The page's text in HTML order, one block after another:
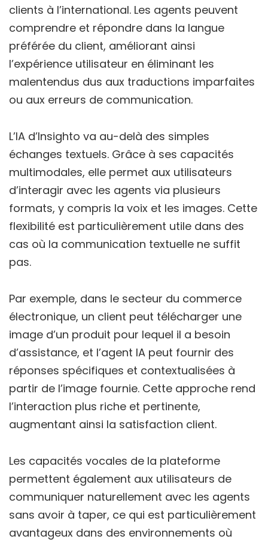
clients à l’international. Les agents peuvent
comprendre et répondre dans la langue
préférée du client, améliorant ainsi
l’expérience utilisateur en éliminant les
malentendus dus aux traductions imparfaites
ou aux erreurs de communication.
L’IA d’Insighto va au-delà des simples
échanges textuels. Grâce à ses capacités
multimodales, elle permet aux utilisateurs
d’interagir avec les agents via plusieurs
formats, y compris la voix et les images. Cette
flexibilité est particulièrement utile dans des
cas où la communication textuelle ne suffit
pas.
Par exemple, dans le secteur du commerce
électronique, un client peut télécharger une
image d’un produit pour lequel il a besoin
d’assistance, et l’agent IA peut fournir des
réponses spécifiques et contextualisées à
partir de l’image fournie. Cette approche rend
l’interaction plus riche et pertinente,
augmentant ainsi la satisfaction client.
Les capacités vocales de la plateforme
permettent également aux utilisateurs de
communiquer naturellement avec les agents
sans avoir à taper, ce qui est particulièrement
avantageux dans des environnements où